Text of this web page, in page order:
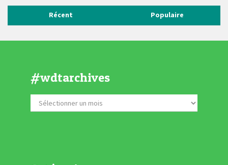
Récent Populaire
#wdtarchives